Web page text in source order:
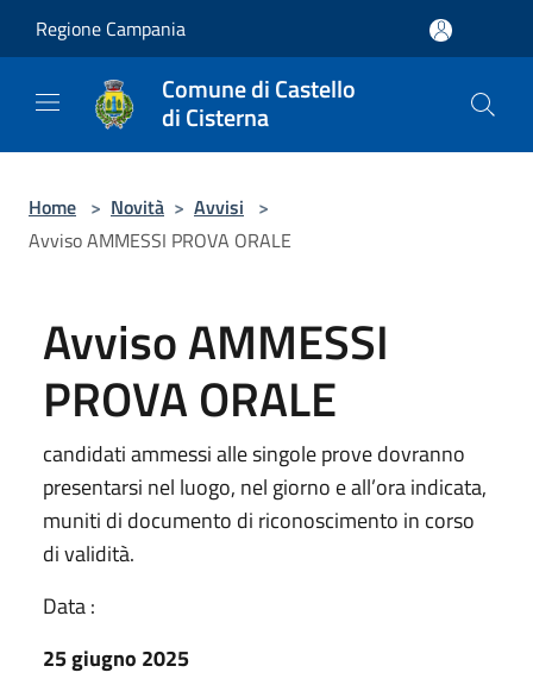
Regione Campania
Comune di Castello
di Cisterna
Home > Novità > Avvisi >
Avviso AMMESSI PROVA ORALE
Avviso AMMESSI
PROVA ORALE
candidati ammessi alle singole prove dovranno
presentarsi nel luogo, nel giorno e all’ora indicata,
muniti di documento di riconoscimento in corso
di validità.
Data :
25 giugno 2025